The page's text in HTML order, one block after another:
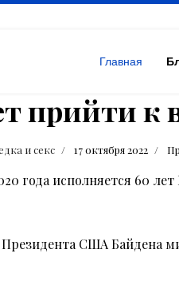
Главная
прийти к
и секс 17 октября 2022
года исполняется 60
США Байдена